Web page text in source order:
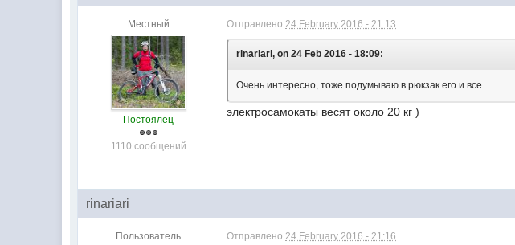
Местный
Постоялец
1110 сообщений
Отправлено24 February 2016 - 21:13
rinariari, on 24 Feb 2016 - 18:09:
Очень интересно, тоже подумываю в рюкзак его и все
электросамокаты весят около 20 кг )
rinariari
Пользователь Отправлено24 February 2016 - 21:16